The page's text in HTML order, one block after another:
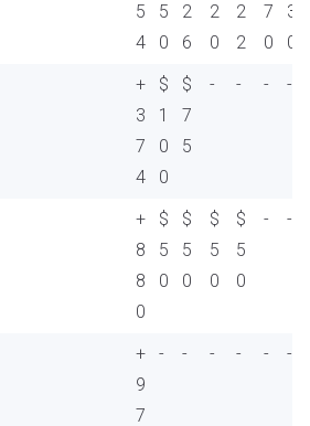
5
4
5
0
2
6
2
0
2
2
7
0
3
0
+
3
7
4
$
1
0
0
$
7
5
- - - -
+
8
8
0
$
5
0
$
5
0
$
5
0
$
5
0
- -
+
9
7
- - - - - -